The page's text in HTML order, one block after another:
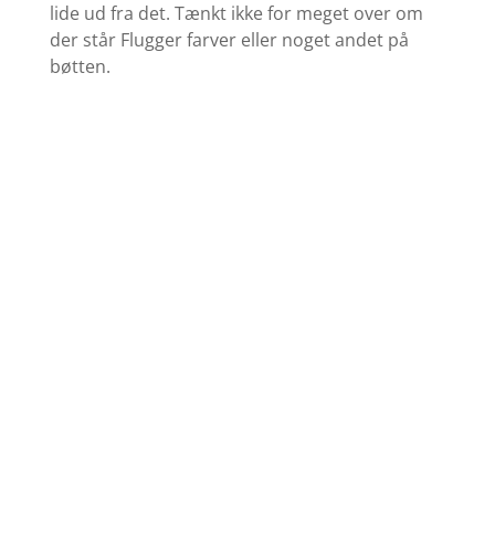
lide ud fra det. Tænkt ikke for meget over om
der står Flugger farver eller noget andet på
bøtten.